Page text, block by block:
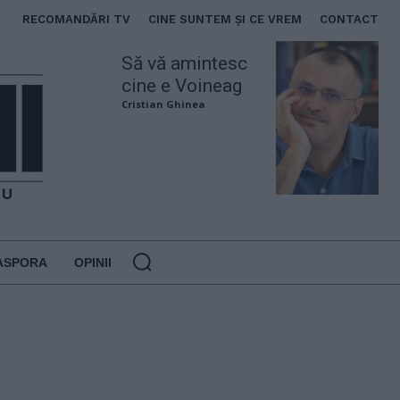
RECOMANDĂRI TV CINE SUNTEM ȘI CE VREM CONTACT
Să vă amintesc
cine e Voineag
Cristian Ghinea
OPINII